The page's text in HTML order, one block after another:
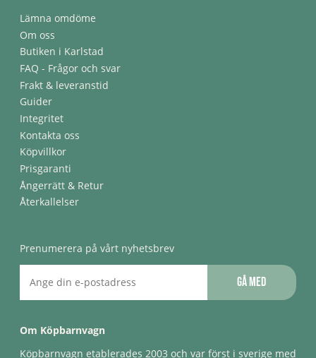
Lämna omdöme
Om oss
Butiken i Karlstad
FAQ - Frågor och svar
Frakt & leveranstid
Guider
Integritet
Kontakta oss
Köpvillkor
Prisgaranti
Ångerrätt & Retur
Återkallelser
Prenumerera på vårt nyhetsbrev
Gå med
Om Köpbarnvagn
Köpbarnvagn etablerades 2003 och var först i sverige med